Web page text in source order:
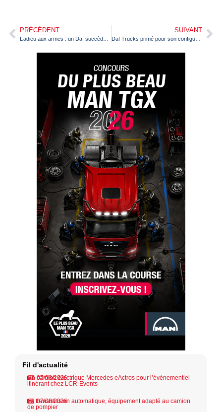
PRÉCÉDENT SUIVANT
Daf Trucks primé pour son configurateur de camions 3D
Fil d'actualité
07/08/2026
Un camion électrique Mercedes eActros pour l’événementiel
itinérant chez LCR-Events
07/08/2026
La transmission automatique, équipement adapté au camion
de pompier